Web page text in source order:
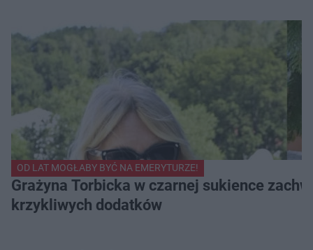
OD LAT MOGŁABY BYĆ NA EMERYTURZE!
Grażyna Torbicka w czarnej sukience
krzykliwych dodatków